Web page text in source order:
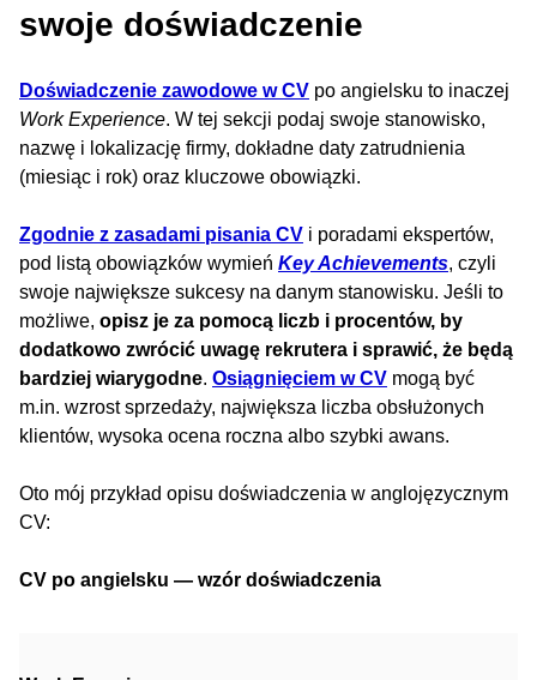
swoje doświadczenie
Doświadczenie zawodowe w CV po angielsku to inaczej
Work Experience. W tej sekcji podaj swoje stanowisko,
nazwę i lokalizację firmy, dokładne daty zatrudnienia
(miesiąc i rok) oraz kluczowe obowiązki.
Zgodnie z zasadami pisania CV i poradami ekspertów,
pod listą obowiązków wymień Key Achievements, czyli
swoje największe sukcesy na danym stanowisku. Jeśli to
możliwe, opisz je za pomocą liczb i procentów, by
dodatkowo zwrócić uwagę rekrutera i sprawić, że będą
bardziej wiarygodne. Osiągnięciem w CV mogą być
m.in. wzrost sprzedaży, największa liczba obsłużonych
klientów, wysoka ocena roczna albo szybki awans.
Oto mój przykład opisu doświadczenia w anglojęzycznym
CV:
CV po angielsku — wzór doświadczenia